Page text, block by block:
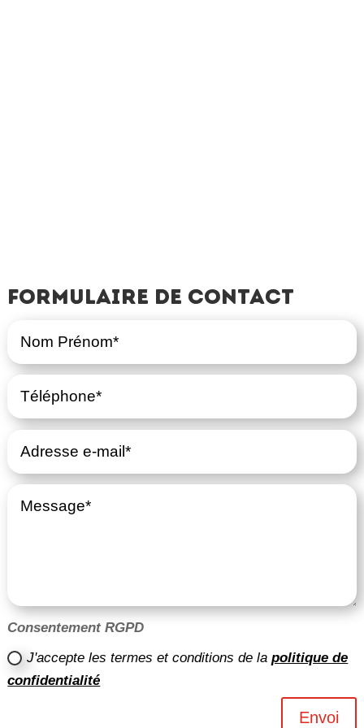
Formulaire de contact
Consentement RGPD
J'accepte les termes et conditions de lapolitique de
confidentialité
Envoi